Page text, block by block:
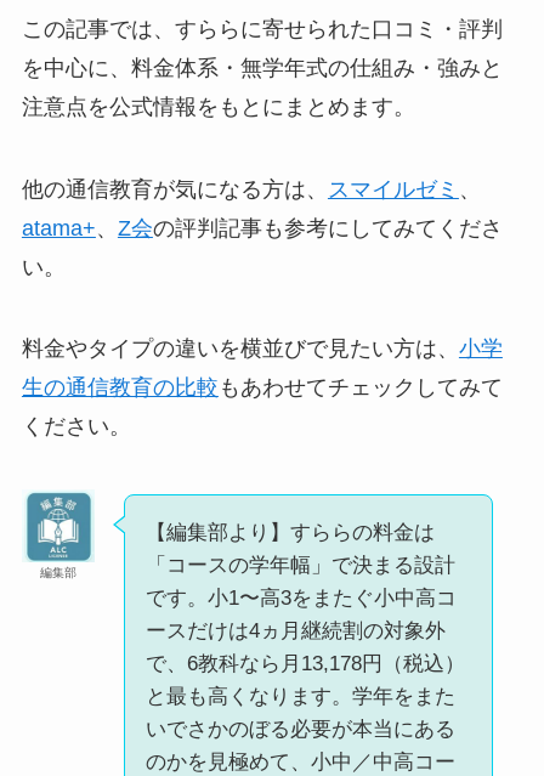
この記事では、すららに寄せられた口コミ・評判
を中心に、料金体系・無学年式の仕組み・強みと
注意点を公式情報をもとにまとめます。
他の通信教育が気になる方は、 スマイルゼミ 、
atama+、 Z会の評判記事も参考にしてみてくださ
い。
料金やタイプの違いを横並びで見たい方は、 小学
生の通信教育の比較 もあわせてチェックしてみて
ください。
編集部
【編集部より】すららの料金は
「コースの学年幅」で決まる設計
です。小1〜高3をまたぐ小中高コ
ースだけは4ヵ月継続割の対象外
で、6教科なら月13,178円（税込）
と最も高くなります。学年をまた
いでさかのぼる必要が本当にある
のかを見極めて、小中／中高コー